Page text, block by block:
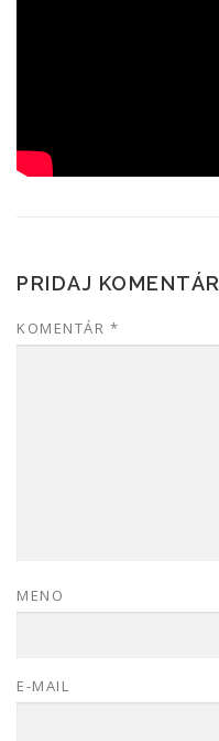
PRIDAJ KOMENTÁR
KOMENTÁR *
MENO
E-MAIL